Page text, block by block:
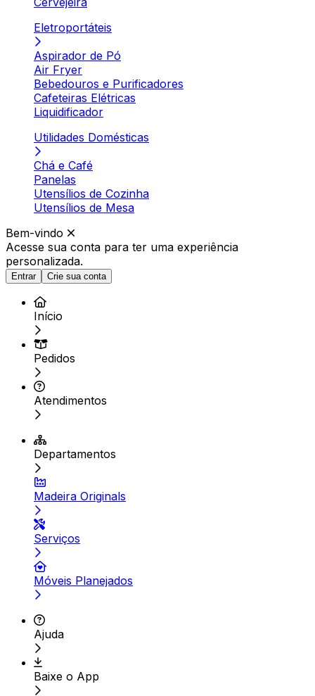
Eletroportáteis
Aspirador de Pó
Air Fryer
Bebedouros e Purificadores
Cafeteiras Elétricas
Liquidificador
Utilidades Domésticas
Chá e Café
Panelas
Utensílios de Cozinha
Utensílios de Mesa
Bem-vindo
Acesse sua conta para ter uma experiência
personalizada.
Entrar Crie sua conta
Início
Pedidos
Atendimentos
Departamentos
Madeira Originals
Serviços
Móveis Planejados
Ajuda
Baixe o App